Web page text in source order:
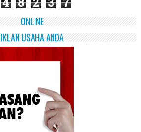
ONLINE
IKLAN USAHA ANDA